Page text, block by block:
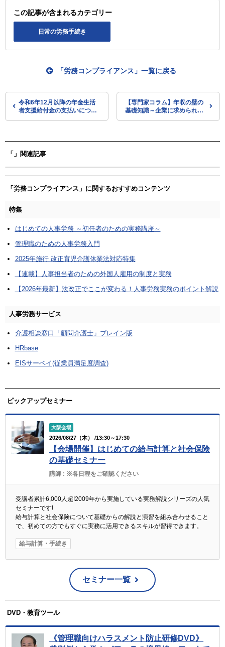
この記事が含まれるカテゴリー
日常の労務手続き
令和6年12月以降の年金生活
者支援給付金の支払いについ
「労務コンプライアンス」一覧に戻る
【専門家コラム】年収の壁の
基礎知識～企業に求められる
「」関連記事
「労務コンプライアンス」に関するおすすめコンテンツ
特集
はじめての人事労務 ～初任者のための実務講座～
管理職のための人事労務入門
2025年施行 改正育児介護休業法対応特集
【連載】人事担当者のための外国人雇用の制度と実務
【2026年最新】法改正でここが変わる！人事労務実務のポイント解説
人事労務サービス
介護相談窓口「顧問介護士」ブレイン版
HRbase
EISサーベイ(従業員満足度調査)
ピックアップセミナー
大阪会場
2026/08/27（木） /13:30～17:30
【会場開催】はじめての給与計算と社会保険
の基礎セミナー
講師 : ※各日程をご確認ください
受講者累計6,000人超!2009年から実施している実務解説シリーズの人気
セミナーです!
給与計算と社会保険について基礎からの解説と演習を組み合わせること
で、初めての方でもすぐに実務に活用できるスキルが習得できます。
給与計算・手続き
セミナー一覧
DVD・教育ツール
《管理職向けハラスメント防止研修DVD》